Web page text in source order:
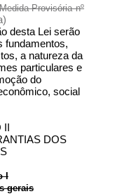
Provisória nº
desta Lei serão
fundamentos,
a natureza da
particulares e
do
social
II
DOS
I
gerais